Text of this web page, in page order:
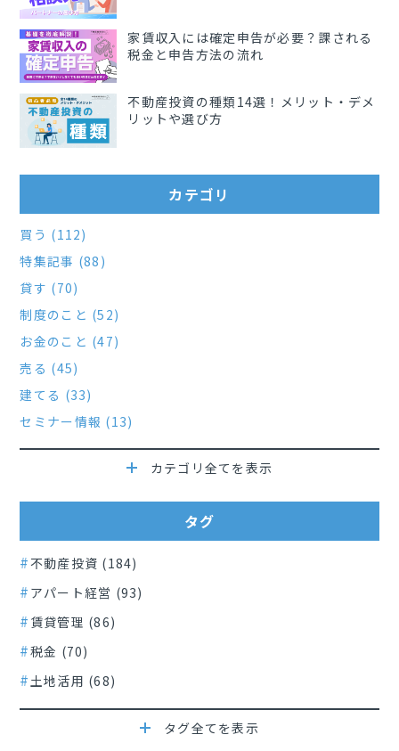
家賃収入には確定申告が必要？課される
税金と申告方法の流れ
不動産投資の種類14選！メリット・デメ
リットや選び方
カテゴリ
買う (112)
特集記事 (88)
貸す (70)
制度のこと (52)
お金のこと (47)
売る (45)
建てる (33)
セミナー情報 (13)
カテゴリ全てを表示
タグ
不動産投資 (184)
アパート経営 (93)
賃貸管理 (86)
税金 (70)
土地活用 (68)
タグ全てを表示